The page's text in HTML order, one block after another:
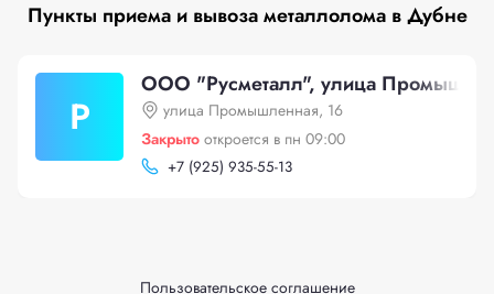
Пункты приема и вывоза металлолома в Дубне
Р
ООО "Русметалл", улица
улица Промышленная, 16
Закрыто откроется в пн 09:00
+7 (925) 935-55-13
Пользовательское соглашение